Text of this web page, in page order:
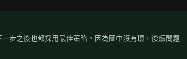
步之後也都採用最佳策略。因為圖中沒有環，後續問題